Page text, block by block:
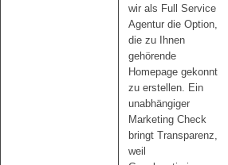
wir als Full Service
Agentur die Option,
die zu Ihnen
gehörende
Homepage gekonnt
zu erstellen. Ein
unabhängiger
Marketing Check
bringt Transparenz,
weil